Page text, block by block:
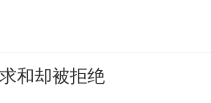
和却被拒绝